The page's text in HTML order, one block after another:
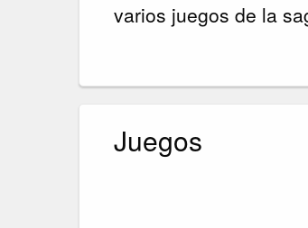
varios juegos de la
Juegos